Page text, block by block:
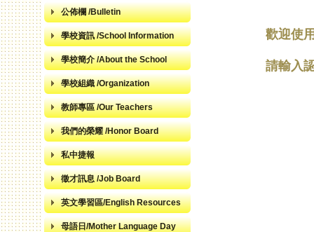
公佈欄 /Bulletin
學校資訊 /School Information
學校簡介 /About the School
學校組織 /Organization
教師專區 /Our Teachers
我們的榮耀 /Honor Board
私中捷報
徵才訊息 /Job Board
英文學習區/English Resources
母語日/Mother Language Day
歡迎使
請輸入